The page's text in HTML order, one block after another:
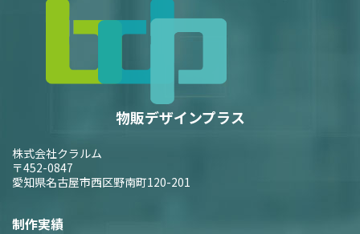
物販デザインプラス
株式会社クラルム
〒452-0847
愛知県名古屋市西区野南町120-201
制作実績